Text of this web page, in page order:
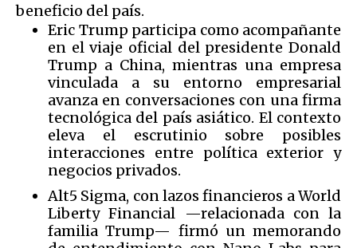
beneficio del país.
Eric Trump participa como acompañante
en el viaje oficial del presidente Donald
Trump a China, mientras una empresa
vinculada a su entorno empresarial
avanza en conversaciones con una firma
tecnológica del país asiático. El contexto
eleva el escrutinio sobre posibles
interacciones entre política exterior y
negocios privados.
Alt5 Sigma, con lazos financieros a World
Liberty Financial —relacionada con la
familia Trump— firmó un memorando